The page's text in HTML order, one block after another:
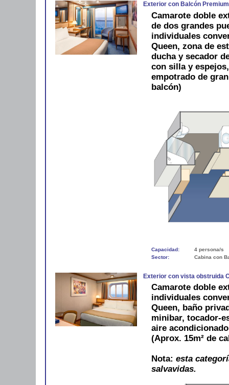
Exterior con Balcón
Camarote doble
de dos grandes
individuales
Queen, zona de
ducha y secador
con silla y
empotrado de
balcón)
Capacidad:
4 persona/s
Sector:
Cabina con
Exterior con vista obstruida
Camarote doble
individuales
Queen, baño
minibar, tocador-
aire
(Aprox. 15m² de
Nota: esta
salvavidas.